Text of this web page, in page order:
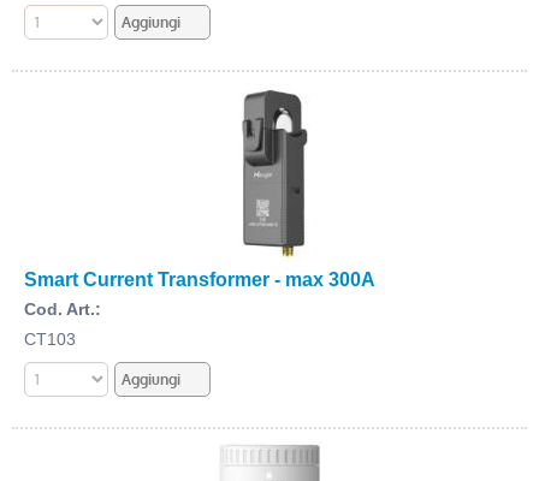
Smart Current Transformer - max 300A
Cod. Art.:
CT103